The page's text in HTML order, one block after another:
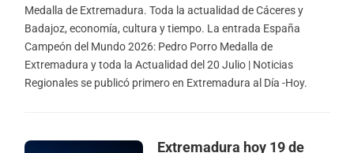
Medalla de Extremadura. Toda la actualidad de Cáceres y
Badajoz, economía, cultura y tiempo. La entrada España
Campeón del Mundo 2026: Pedro Porro Medalla de
Extremadura y toda la Actualidad del 20 Julio | Noticias
Regionales se publicó primero en Extremadura al Día -Hoy.
Extremadura hoy 19 de